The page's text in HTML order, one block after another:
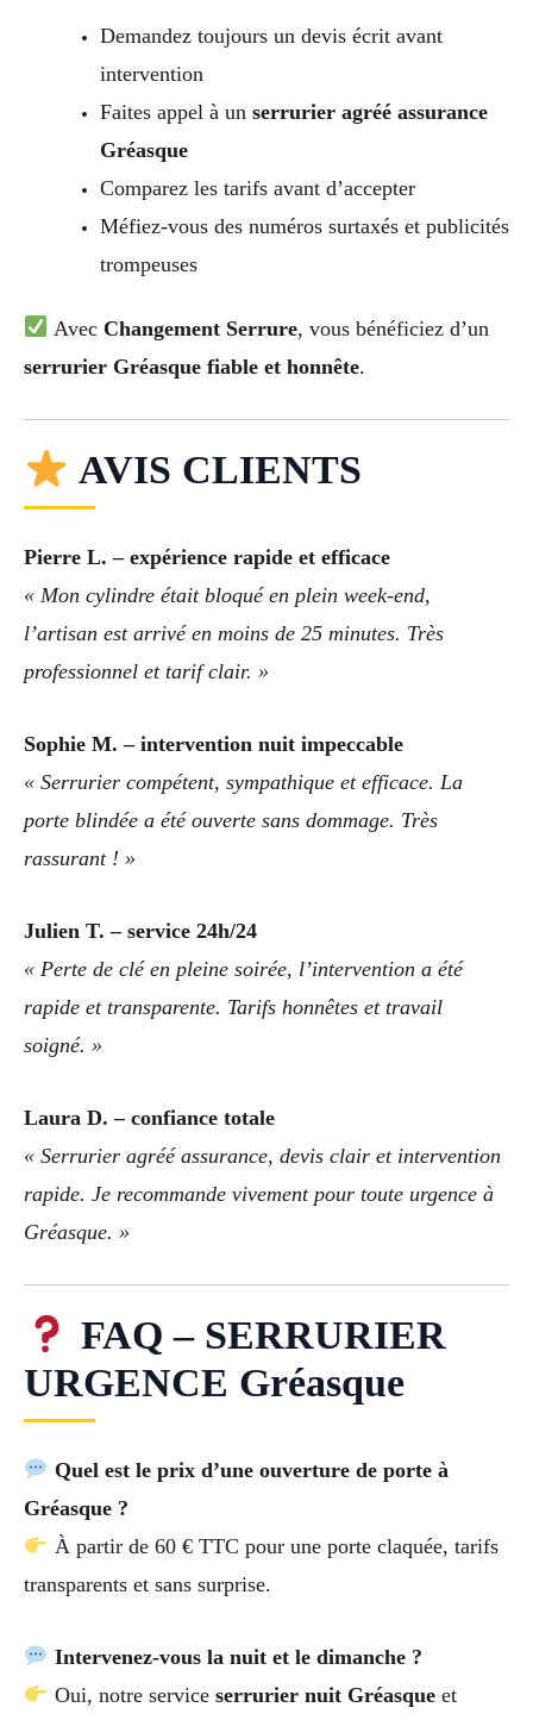
Demandez toujours un devis écrit avant
intervention
Faites appel à un serrurier agréé assurance
Gréasque
Comparez les tarifs avant d’accepter
Méfiez-vous des numéros surtaxés et publicités
trompeuses
Avec Changement Serrure, vous bénéficiez d’un
serrurier Gréasque fiable et honnête.
AVIS CLIENTS
Pierre L. – expérience rapide et efficace
« Mon cylindre était bloqué en plein week-end,
l’artisan est arrivé en moins de 25 minutes. Très
professionnel et tarif clair. »
Sophie M. – intervention nuit impeccable
« Serrurier compétent, sympathique et efficace. La
porte blindée a été ouverte sans dommage. Très
rassurant ! »
Julien T. – service 24h/24
« Perte de clé en pleine soirée, l’intervention a été
rapide et transparente. Tarifs honnêtes et travail
soigné. »
Laura D. – confiance totale
« Serrurier agréé assurance, devis clair et intervention
rapide. Je recommande vivement pour toute urgence à
Gréasque. »
FAQ – SERRURIER
URGENCE Gréasque
Quel est le prix d’une ouverture de porte à
Gréasque ?
À partir de 60 € TTC pour une porte claquée, tarifs
transparents et sans surprise.
Intervenez-vous la nuit et le dimanche ?
Oui, notre service serrurier nuit Gréasqueet